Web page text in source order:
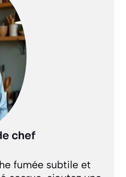
chef
fumée subtile et